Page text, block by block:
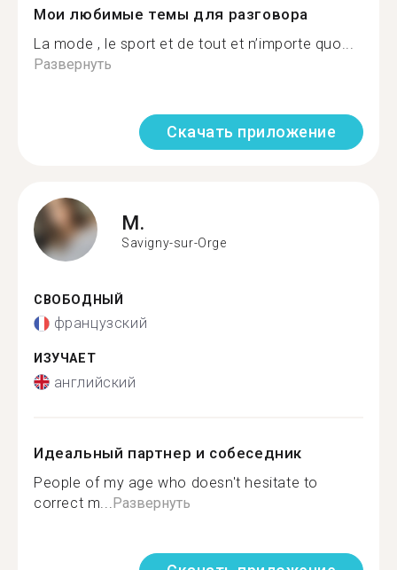
Мои любимые темы для разговора
La mode , le sport et de tout et n’importe quo...
Развернуть
Скачать приложение
M.
Savigny-sur-Orge
СВОБОДНЫЙ
французский
ИЗУЧАЕТ
английский
Идеальный партнер и собеседник
People of my age who doesn't hesitate to
correct m... Развернуть